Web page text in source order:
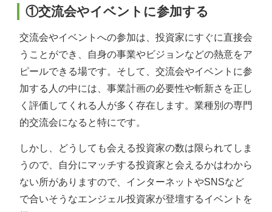
①交流会やイベントに参加する
交流会やイベントへの参加は、投資家にすぐに直接会
うことができ、自身の事業やビジョンなどの熱意をア
ピールできる場です。そして、交流会やイベントに参
加する人の中には、事業計画の必要性や斬新さを正し
く評価してくれる人が多く存在します。業種別の専門
的交流会になると特にです。
しかし、どうしても会える投資家の数は限られてしま
うので、自分にマッチする投資家と会えるかはわから
ない所がありますので、インターネットやSNSなど
で合いそうなエンジェル投資家が登壇するイベントを